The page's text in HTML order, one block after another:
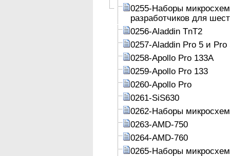
0255-Наборы
разработчиков для
0256-Aladdin TnT2
0257-Aladdin Pro 5 и Pro
0258-Apollo Pro 133A
0259-Apollo Pro 133
0260-Apollo Pro
0261-SiS630
0262-Наборы
0263-AMD-750
0264-AMD-760
0265-Наборы